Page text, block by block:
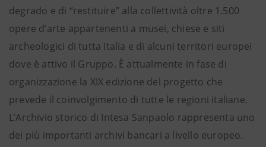
degrado e di “restituire” alla collettività oltre 1.500
opere d’arte appartenenti a musei, chiese e siti
archeologici di tutta Italia e di alcuni territori europei
dove è attivo il Gruppo. È attualmente in fase di
organizzazione la XIX edizione del progetto che
prevede il coinvolgimento di tutte le regioni italiane.
L’Archivio storico di Intesa Sanpaolo rappresenta uno
dei più importanti archivi bancari a livello europeo.